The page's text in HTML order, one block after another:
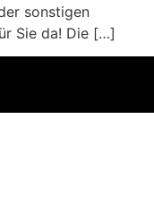
sonstigen
Sie da! Die […]